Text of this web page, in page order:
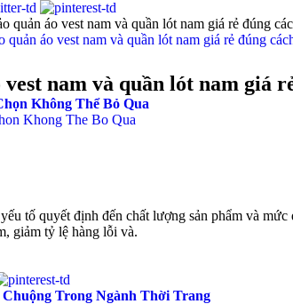
quản áo vest nam và quần lót nam giá rẻ đúng
quản áo vest nam và quần lót nam giá rẻ đúng
nam và quần lót nam giá
Không Thể Bỏ Qua
tố quyết định đến chất lượng sản phẩm và
giảm tỷ lệ hàng lỗi và.
Trong Ngành Thời Trang